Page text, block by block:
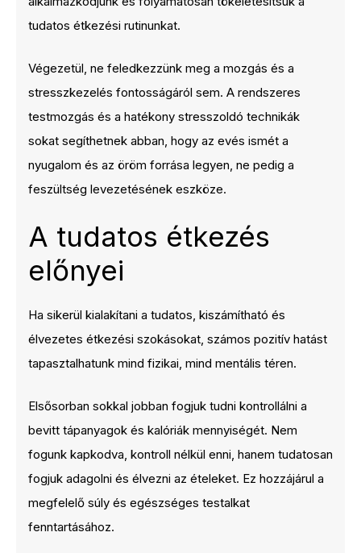
tudatos étkezési rutinunkat.
Végezetül, ne feledkezzünk meg a mozgás és a
stresszkezelés fontosságáról sem. A rendszeres
testmozgás és a hatékony stresszoldó technikák
sokat segíthetnek abban, hogy az evés ismét a
nyugalom és az öröm forrása legyen, ne pedig a
feszültség levezetésének eszköze.
A tudatos étkezés
előnyei
Ha sikerül kialakítani a tudatos, kiszámítható és
élvezetes étkezési szokásokat, számos pozitív hatást
tapasztalhatunk mind fizikai, mind mentális téren.
Elsősorban sokkal jobban fogjuk tudni kontrollálni a
bevitt tápanyagok és kalóriák mennyiségét. Nem
fogunk kapkodva, kontroll nélkül enni, hanem tudatosan
fogjuk adagolni és élvezni az ételeket. Ez hozzájárul a
megfelelő súly és egészséges testalkat
fenntartásához.